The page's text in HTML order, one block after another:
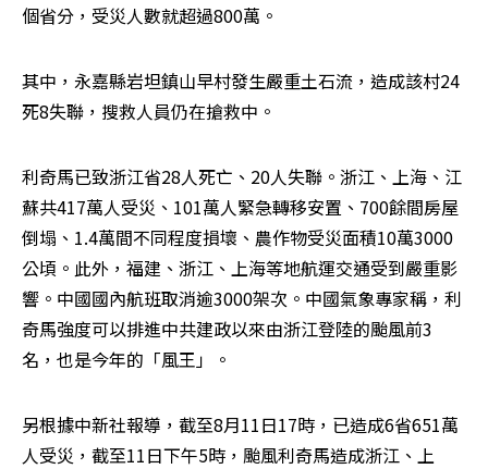
個省分，受災人數就超過800萬。
其中，永嘉縣岩坦鎮山早村發生嚴重土石流，造成該村24
死8失聯，搜救人員仍在搶救中。
利奇馬已致浙江省28人死亡、20人失聯。浙江、上海、江
蘇共417萬人受災、101萬人緊急轉移安置、700餘間房屋
倒塌、1.4萬間不同程度損壞、農作物受災面積10萬3000
公頃。此外，福建、浙江、上海等地航運交通受到嚴重影
響。中國國內航班取消逾3000架次。中國氣象專家稱，利
奇馬強度可以排進中共建政以來由浙江登陸的颱風前3
名，也是今年的「風王」。
另根據中新社報導，截至8月11日17時，已造成6省651萬
人受災，截至11日下午5時，颱風利奇馬造成浙江、上